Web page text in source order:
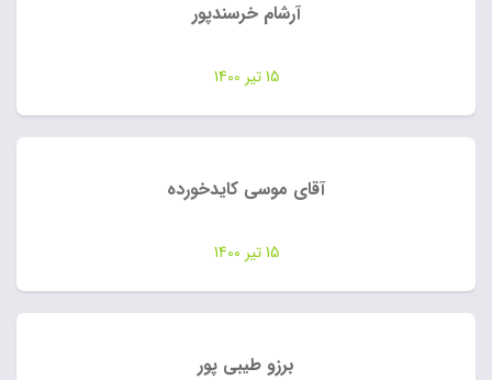
آرشام خرسندپور
15 تیر 1400
آقای موسی کایدخورده
15 تیر 1400
برزو طیبی پور